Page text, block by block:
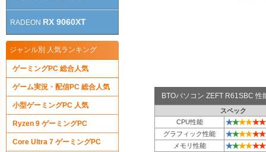
BTOパソコン ZEFT R61SBC 性
スペック
CPU性能
★★★★★★
グラフィック性能 ★★★★★★
メモリ性能 ★★★★★★
RADEON RX 9060XT
ジャンル別 人気ランキング
ゲーミングPC 総合人気
ゲーム実況・配信PC 総合人気
小型ゲーミングPC 人気
Ryzen 9 ゲーミングPC
Core Ultra 7 ゲーミングPC